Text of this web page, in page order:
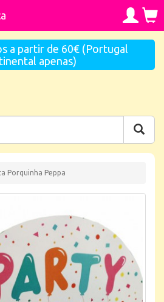
a partir de 60€ (Portugal
apenas)
Porquinha Peppa